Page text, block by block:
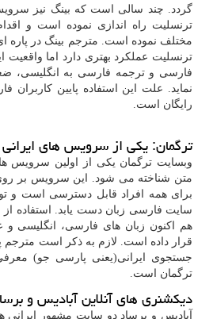
گردد. چند سالی است که بینگ نیز
ترنسلیت راه اندازی نموده است و
مختلف نموده است. مترجم بینگ در پاره
ترنسلیت عملکرد بهتری دارد اما واقعیت
فارسی و ترجمه فارسی به انگلیسی،
نماید. علت این استفاده پایین
رایگان است.
ترگمان: یکی از سرویس های
وبسایت ترگمان یکی از اولین سرویس
متن شناخته می شود. این سرویس بر
سایت فارسی زبان دست یابد. استفاده
هم اکنون زبان های فارسی، انگلیسی
قرار داده است. لازم به ذکر است
جستجوی ایرانی(یعنی پارسی جو)
ترگمان است.
دیکشنری های آنلاین آبادیس و
آبادیس و برساد دو سایت مشهور ایرانی